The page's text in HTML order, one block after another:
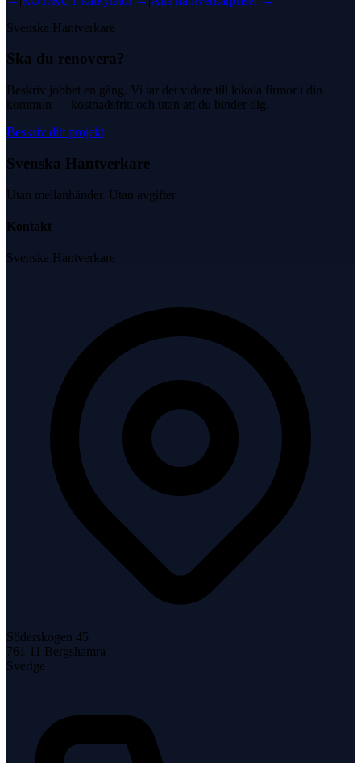
Svenska Hantverkare
Ska du renovera?
Beskriv jobbet en gång. Vi tar det vidare till lokala firmor i din
kommun — kostnadsfritt och utan att du binder dig.
Beskriv ditt projekt
Svenska Hantverkare
Utan mellanhänder. Utan avgifter.
Kontakt
Svenska Hantverkare
Söderskogen 45
761 11 Bergshamra
Sverige